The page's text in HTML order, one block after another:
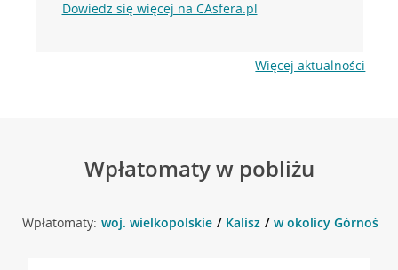
Dowiedz się więcej na CAsfera.pl
Więcej aktualności
Wpłatomaty w pobliżu
Wpłatomaty: woj. wielkopolskie Kalisz w okolicy